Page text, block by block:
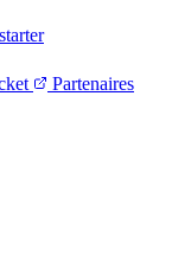
Partenaires